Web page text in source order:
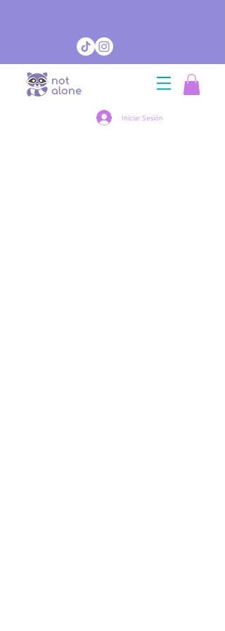
Iniciar Sesión